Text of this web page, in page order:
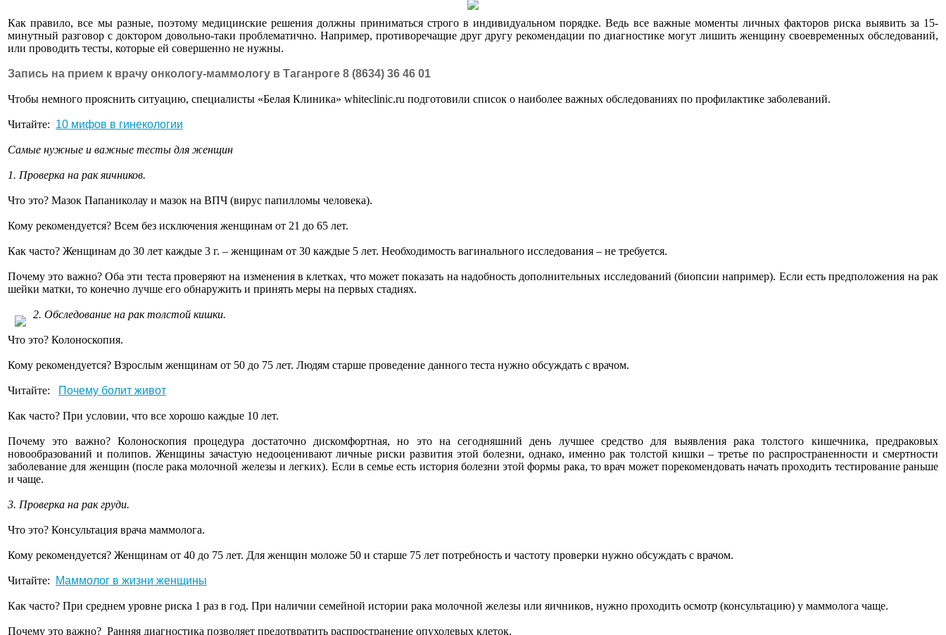
Как правило, все мы разные, поэтому медицинские решения должны приниматься строго в индивидуальном порядке. Ведь все важные моменты личных факторов риска выявить за 15-
минутный разговор с доктором довольно-таки проблематично. Например, противоречащие друг другу рекомендации по диагностике могут лишить женщину своевременных обследований,
или проводить тесты, которые ей совершенно не нужны.
Запись на прием к врачу онкологу-маммологу в Таганроге 8 (8634) 36 46 01
Чтобы немного прояснить ситуацию, специалисты «Белая Клиника» whiteclinic.ru подготовили список о наиболее важных обследованиях по профилактике заболеваний.
Читайте: 10 мифов в гинекологии
Самые нужные и важные тесты для женщин
1. Проверка на рак яичников.
Что это? Мазок Папаниколау и мазок на ВПЧ (вирус папилломы человека).
Кому рекомендуется? Всем без исключения женщинам от 21 до 65 лет.
Как часто? Женщинам до 30 лет каждые 3 г. – женщинам от 30 каждые 5 лет. Необходимость вагинального исследования – не требуется.
Почему это важно? Оба эти теста проверяют на изменения в клетках, что может показать на надобность дополнительных исследований (биопсии например). Если есть предположения на рак
шейки матки, то конечно лучше его обнаружить и принять меры на первых стадиях.
2. Обследование на рак толстой кишки.
Что это? Колоноскопия.
Кому рекомендуется? Взрослым женщинам от 50 до 75 лет. Людям старше проведение данного теста нужно обсуждать с врачом.
Читайте: Почему болит живот
Как часто? При условии, что все хорошо каждые 10 лет.
Почему это важно? Колоноскопия процедура достаточно дискомфортная, но это на сегодняшний день лучшее средство для выявления рака толстого кишечника, предраковых
новообразований и полипов. Женщины зачастую недооценивают личные риски развития этой болезни, однако, именно рак толстой кишки – третье по распространенности и смертности
заболевание для женщин (после рака молочной железы и легких). Если в семье есть история болезни этой формы рака, то врач может порекомендовать начать проходить тестирование раньше
и чаще.
3. Проверка на рак груди.
Что это? Консультация врача маммолога.
Кому рекомендуется? Женщинам от 40 до 75 лет. Для женщин моложе 50 и старше 75 лет потребность и частоту проверки нужно обсуждать с врачом.
Читайте: Маммолог в жизни женщины
Как часто? При среднем уровне риска 1 раз в год. При наличии семейной истории рака молочной железы или яичников, нужно проходить осмотр (консультацию) у маммолога чаще.
Почему это важно? Ранняя диагностика позволяет предотвратить распространение опухолевых клеток.